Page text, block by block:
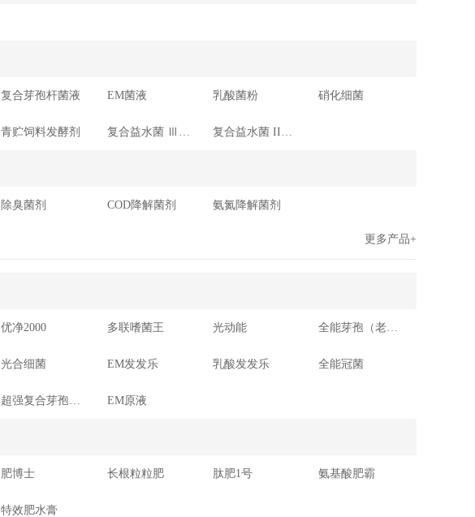
复合芽孢杆菌液 EM菌液 乳酸菌粉 硝化细菌
青贮饲料发酵剂 复合益水菌 Ⅲ（抑苔） 复合益水菌 II（抑菌）
除臭菌剂 COD降解菌剂 氨氮降解菌剂
更多产品+
优净2000 多联嗜菌王 光动能 全能芽孢（老绿水专用）
光合细菌 EM发发乐 乳酸发发乐 全能冠菌
超强复合芽孢杆菌 EM原液
肥博士 长根粒粒肥 肽肥1号 氨基酸肥霸
特效肥水膏